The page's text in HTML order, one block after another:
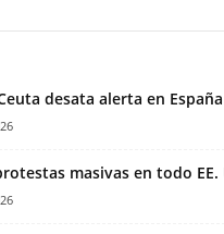
desata alerta en España
masivas en todo EE.